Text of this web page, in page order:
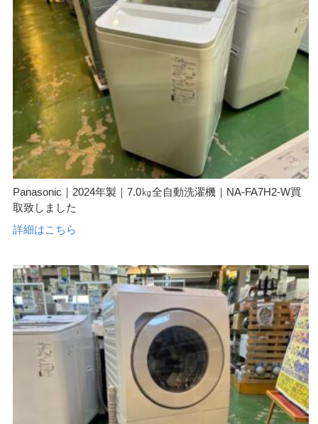
Panasonic｜2024年製｜7.0㎏全自動洗濯機｜NA-FA7H2-W買
取致しました
詳細はこちら